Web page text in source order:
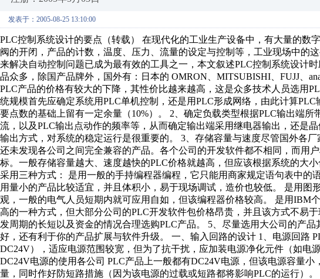
发表于：2005-08-25 13:10:00
PLC控制系统设计的要点（转载） 在现代化的工业生产设备中，有大量的数
阀的开闭，产品的计数，温度、压力、流量的设定与控制等，工业现场中的
来解决自动控制问题已成为最有效的工具之一，本文叙述PLC控制系统设计
品众多，除国产品牌外，国外有：日本的 OMRON、MITSUBISHI、FUJJ、
PLC产品的价格有较大的下降，其性价比越来越高，这是众多技术人员选用
统规模首先应确定系统用PLC单机控制，还是用PLC形成网络，由此计算
要点数的基础上留有一定余量（10%）。 2、确定负载类型根据PLC输出端
流，以及PLC输出点动作的频率等，从而确定输出端采用继电器输出，还是
输出方式，对系统的稳定运行是很重要的。 3、存储容量与速度尽管国外各
还未发现各公司之间完全兼容的产品。各个公司的开发软件都不相同，而用
标。一般存储容量越大、速度越快的PLC价格就越高，但应该根据系统的大
采用三种方式： 是用一般的手持编程器编程，它只能用商家规定语句表中的
用量小的产品比较适宜，并且体积小，易于现场调试，造价也较低。 是用图
观，一般的电气人员短期内就可应用自如，但该编程器价格较高。 是用IBM
高的一种方式，但大部分公司的PLC开发软件包价格昂贵，并且该方式不易
发周期的长短以及资金的情况合理选购PLC产品。 5、尽量选用大公司的产
好，还有利于你的产品扩展与软件升级。 一、输入回路的设计 1、电源回路
DC24V），适应电源范围较宽，但为了抗干扰，应加装电源净化元件（如电
DC24V电源的使用各公司 PLC产品上一般都有DC24V电源，但该电源容量
量，同时作好防短路措施（因为该电源的过载或短路都将影响PLC的运行）